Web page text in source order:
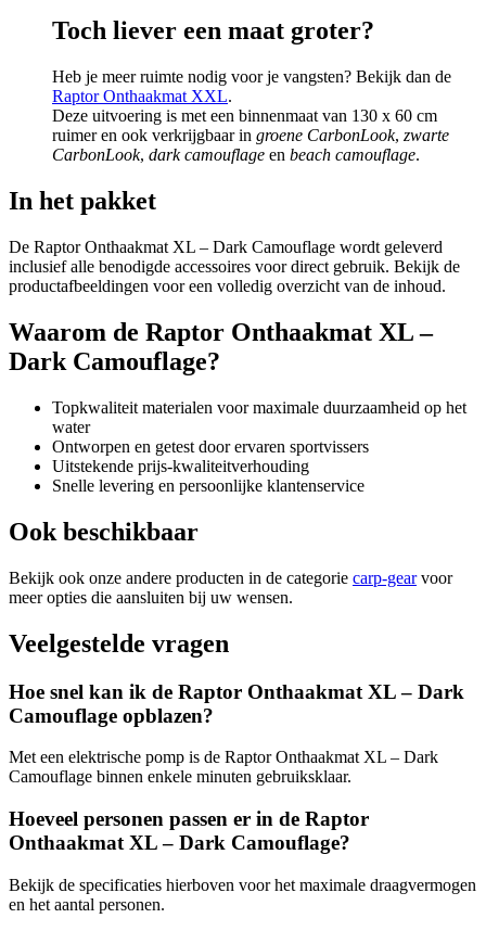
Toch liever een maat groter?
Heb je meer ruimte nodig voor je vangsten? Bekijk dan de
Raptor Onthaakmat XXL.
Deze uitvoering is met een binnenmaat van 130 x 60 cm
ruimer en ook verkrijgbaar in groene CarbonLook, zwarte
CarbonLook, dark camouflage en beach camouflage.
In het pakket
De Raptor Onthaakmat XL – Dark Camouflage wordt geleverd
inclusief alle benodigde accessoires voor direct gebruik. Bekijk de
productafbeeldingen voor een volledig overzicht van de inhoud.
Waarom de Raptor Onthaakmat XL –
Dark Camouflage?
Topkwaliteit materialen voor maximale duurzaamheid op het
water
Ontworpen en getest door ervaren sportvissers
Uitstekende prijs-kwaliteitverhouding
Snelle levering en persoonlijke klantenservice
Ook beschikbaar
Bekijk ook onze andere producten in de categorie carp-gearvoor
meer opties die aansluiten bij uw wensen.
Veelgestelde vragen
Hoe snel kan ik de Raptor Onthaakmat XL – Dark
Camouflage opblazen?
Met een elektrische pomp is de Raptor Onthaakmat XL – Dark
Camouflage binnen enkele minuten gebruiksklaar.
Hoeveel personen passen er in de Raptor
Onthaakmat XL – Dark Camouflage?
Bekijk de specificaties hierboven voor het maximale draagvermogen
en het aantal personen.